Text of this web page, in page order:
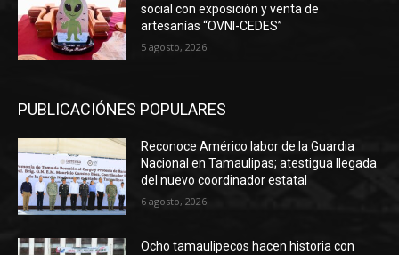
social con exposición y venta de
artesanías “OVNI-CEDES”
5 agosto, 2026
PUBLICACIÓNES POPULARES
Reconoce Américo labor de la Guardia
Nacional en Tamaulipas; atestigua llegada
del nuevo coordinador estatal
6 agosto, 2026
Ocho tamaulipecos hacen historia con